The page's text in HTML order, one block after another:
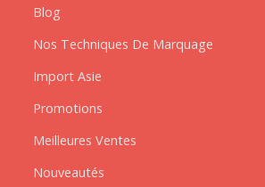
Blog
Nos Techniques De Marquage
Import Asie
Promotions
Meilleures Ventes
Nouveautés